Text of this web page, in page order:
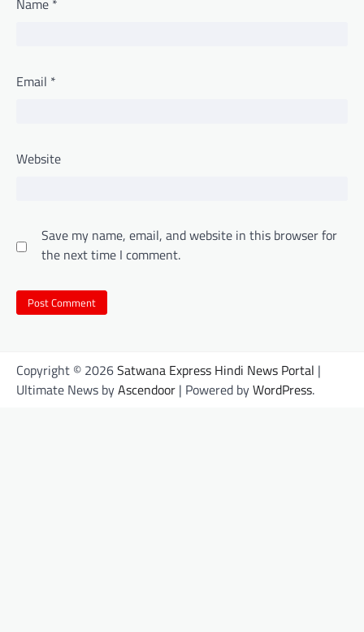
Name *
Email *
Website
Save my name, email, and website in this browser for
the next time I comment.
Copyright © 2026Satwana Express Hindi News Portal |
Ultimate News byAscendoor | Powered byWordPress.